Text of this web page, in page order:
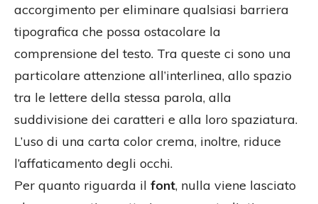
accorgimento per eliminare qualsiasi barriera
tipografica che possa ostacolare la
comprensione del testo. Tra queste ci sono una
particolare attenzione all’interlinea, allo spazio
tra le lettere della stessa parola, alla
suddivisione dei caratteri e alla loro spaziatura.
L’uso di una carta color crema, inoltre, riduce
l’affaticamento degli occhi.
Per quanto riguarda il font, nulla viene lasciato